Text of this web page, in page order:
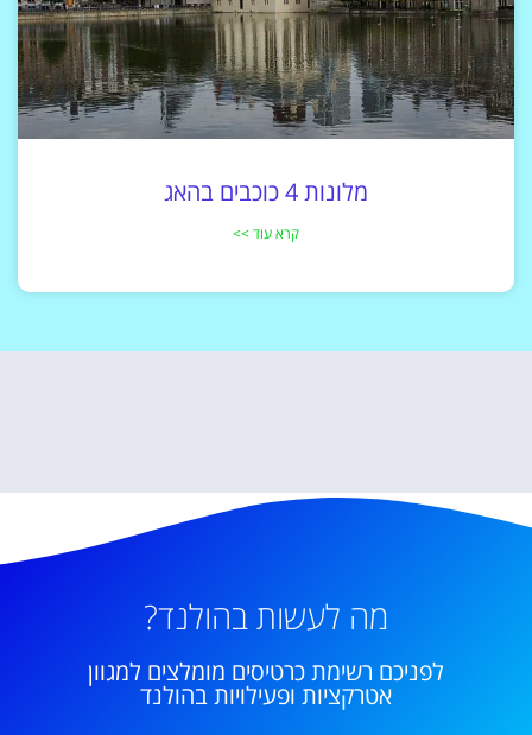
מלונות 4 כוכבים בהאג
קרא עוד >>
מה לעשות בהולנד?
לפניכם רשימת כרטיסים מומלצים למגוון
אטרקציות ופעילויות בהולנד